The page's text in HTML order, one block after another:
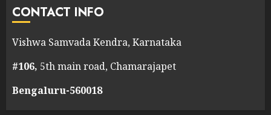
CONTACT INFO
Vishwa Samvada Kendra, Karnataka
#106, 5th main road, Chamarajapet
Bengaluru-560018